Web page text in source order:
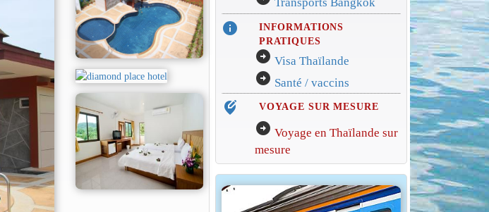
Transports Bangkok
info
INFORMATIONS
PRATIQUES
arrow_circle_right Visa Thaïlande
arrow_circle_right Santé / vaccins
edit_location_alt VOYAGE SUR MESURE
arrow_circle_right Voyage en Thaïlande sur
mesure